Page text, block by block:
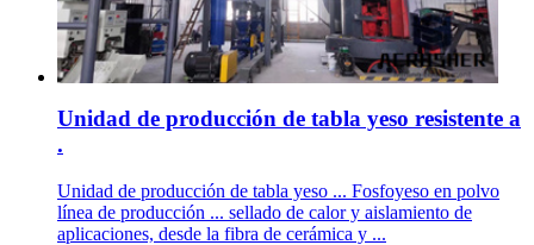
Unidad de producción de tabla yeso resistente a
.
Unidad de producción de tabla yeso ... Fosfoyeso en polvo
línea de producción ... sellado de calor y aislamiento de
aplicaciones, desde la fibra de cerámica y ...